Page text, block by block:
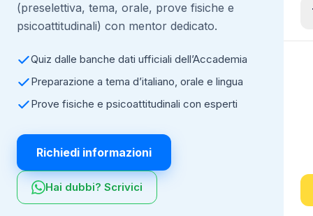
(preselettiva, tema, orale, prove fisiche e
psicoattitudinali) con mentor dedicato.
Quiz dalle banche dati ufficiali dell’Accademia
Preparazione a tema d’italiano, orale e lingua
Prove fisiche e psicoattitudinali con esperti
Richiedi informazioni
Hai dubbi? Scrivici